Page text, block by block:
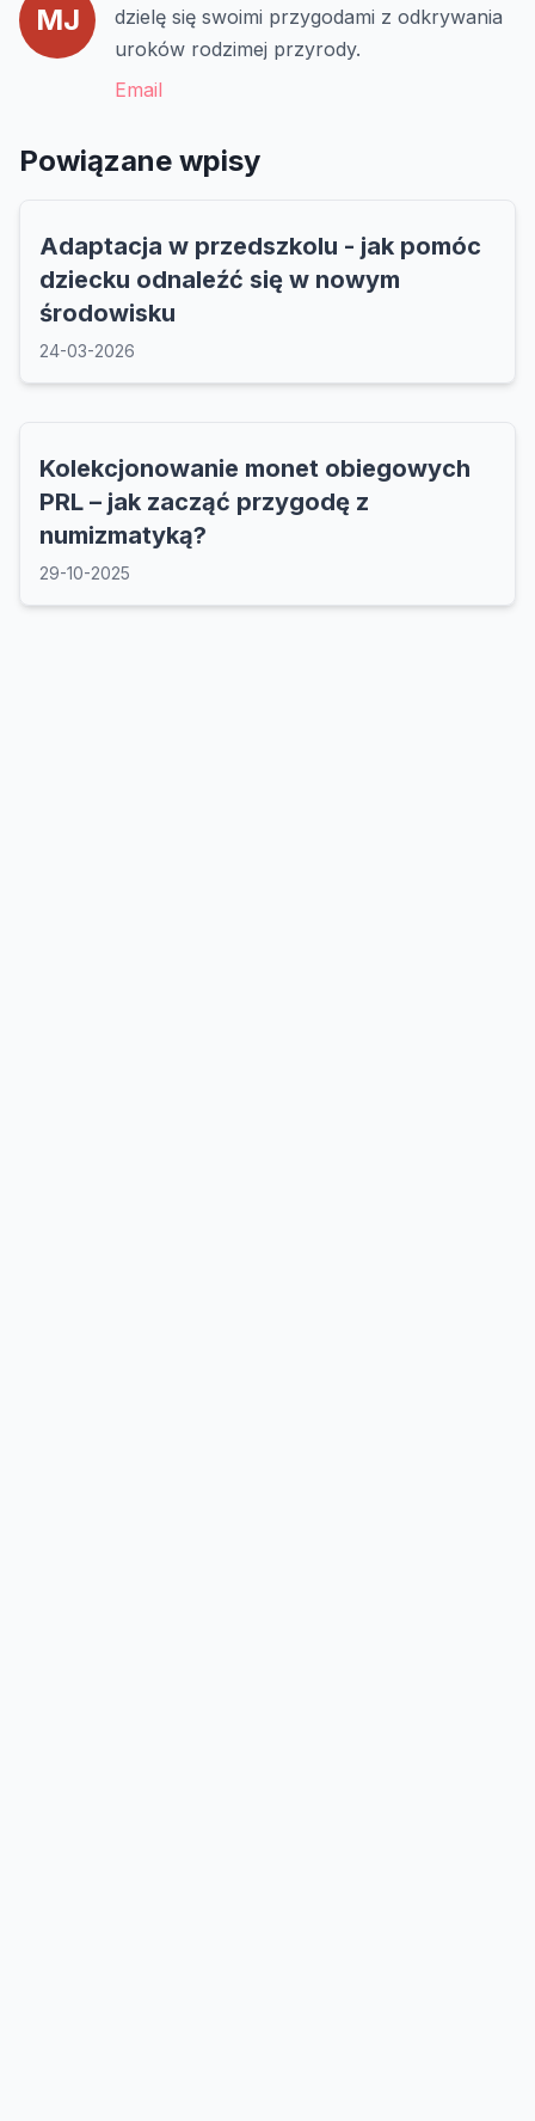
MJ
dzielę się swoimi przygodami z odkrywania
uroków rodzimej przyrody.
Email
Powiązane wpisy
Adaptacja w przedszkolu - jak pomóc
dziecku odnaleźć się w nowym
środowisku
24-03-2026
Kolekcjonowanie monet obiegowych
PRL – jak zacząć przygodę z
numizmatyką?
29-10-2025